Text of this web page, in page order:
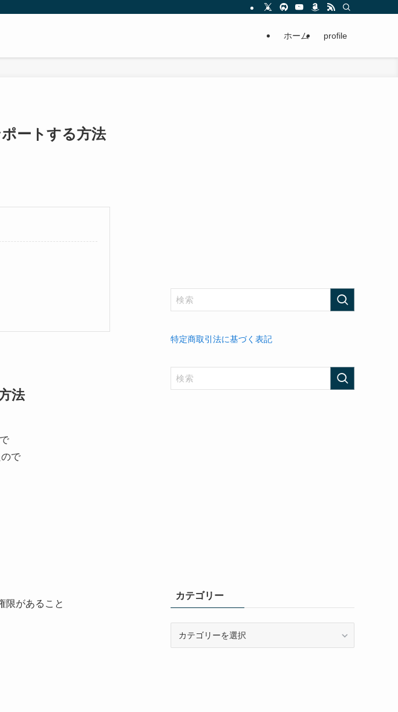
ホーム profile
ートする方法
法
で
限があること
特定商取引法に基づく表記
カテゴリー